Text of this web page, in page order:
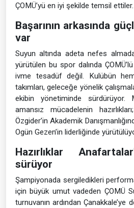
ÇOMÜ’yü en iyi şekilde temsil ettiler.
Başarının arkasında
var
Suyun altında adeta nefes
yürütülen bu spor dalında
ivme tesadüf değil. Kulübün
takımları, geleceğe yönelik
ekibin yönetiminde sürdürüyor.
amansız mücadelenin
Özgider’in Akademik
Ogün Gezen’in liderliğinde
Hazırlıklar
sürüyor
Şampiyonada sergiledikleri
için büyük umut vadeden ÇOMÜ
turnuvanın ardından Çanakkale’ye